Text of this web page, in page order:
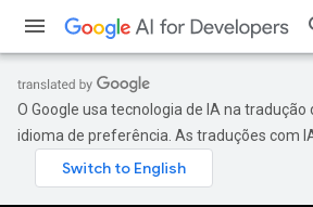
O Google usa tecnologia de IA na
idioma de preferência. As traduções com